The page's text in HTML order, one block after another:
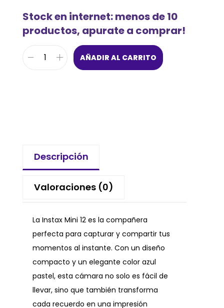
Stock en internet: menos de 10
productos, apurate a comprar!
AÑADIR AL CARRITO
Descripción
Valoraciones (0)
La Instax Mini 12 es la compañera
perfecta para capturar y compartir tus
momentos al instante. Con un diseño
compacto y un elegante color azul
pastel, esta cámara no solo es fácil de
llevar, sino que también transforma
cada recuerdo en una impresión